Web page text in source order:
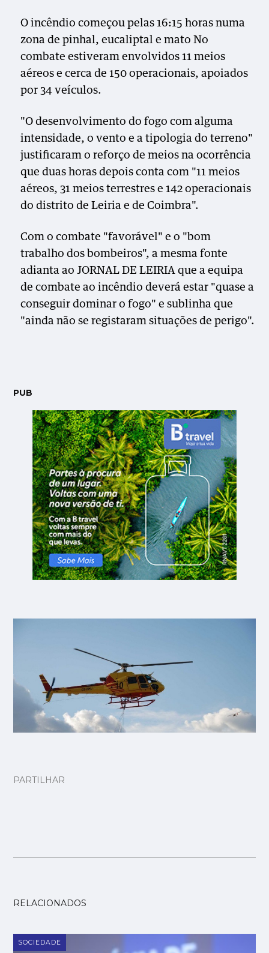
O incêndio começou pelas 16:15 horas numa
zona de pinhal, eucaliptal e mato No
combate estiveram envolvidos 11 meios
aéreos e cerca de 150 operacionais, apoiados
por 34 veículos.
"O desenvolvimento do fogo com alguma
intensidade, o vento e a tipologia do terreno"
justificaram o reforço de meios na ocorrência
que duas horas depois conta com "11 meios
aéreos, 31 meios terrestres e 142 operacionais
do distrito de Leiria e de Coimbra".
Com o combate "favorável" e o "bom
trabalho dos bombeiros", a mesma fonte
adianta ao JORNAL DE LEIRIA que a equipa
de combate ao incêndio deverá estar "quase a
conseguir dominar o fogo" e sublinha que
"ainda não se registaram situações de perigo".
PUB
PARTILHAR
RELACIONADOS
SOCIEDADE